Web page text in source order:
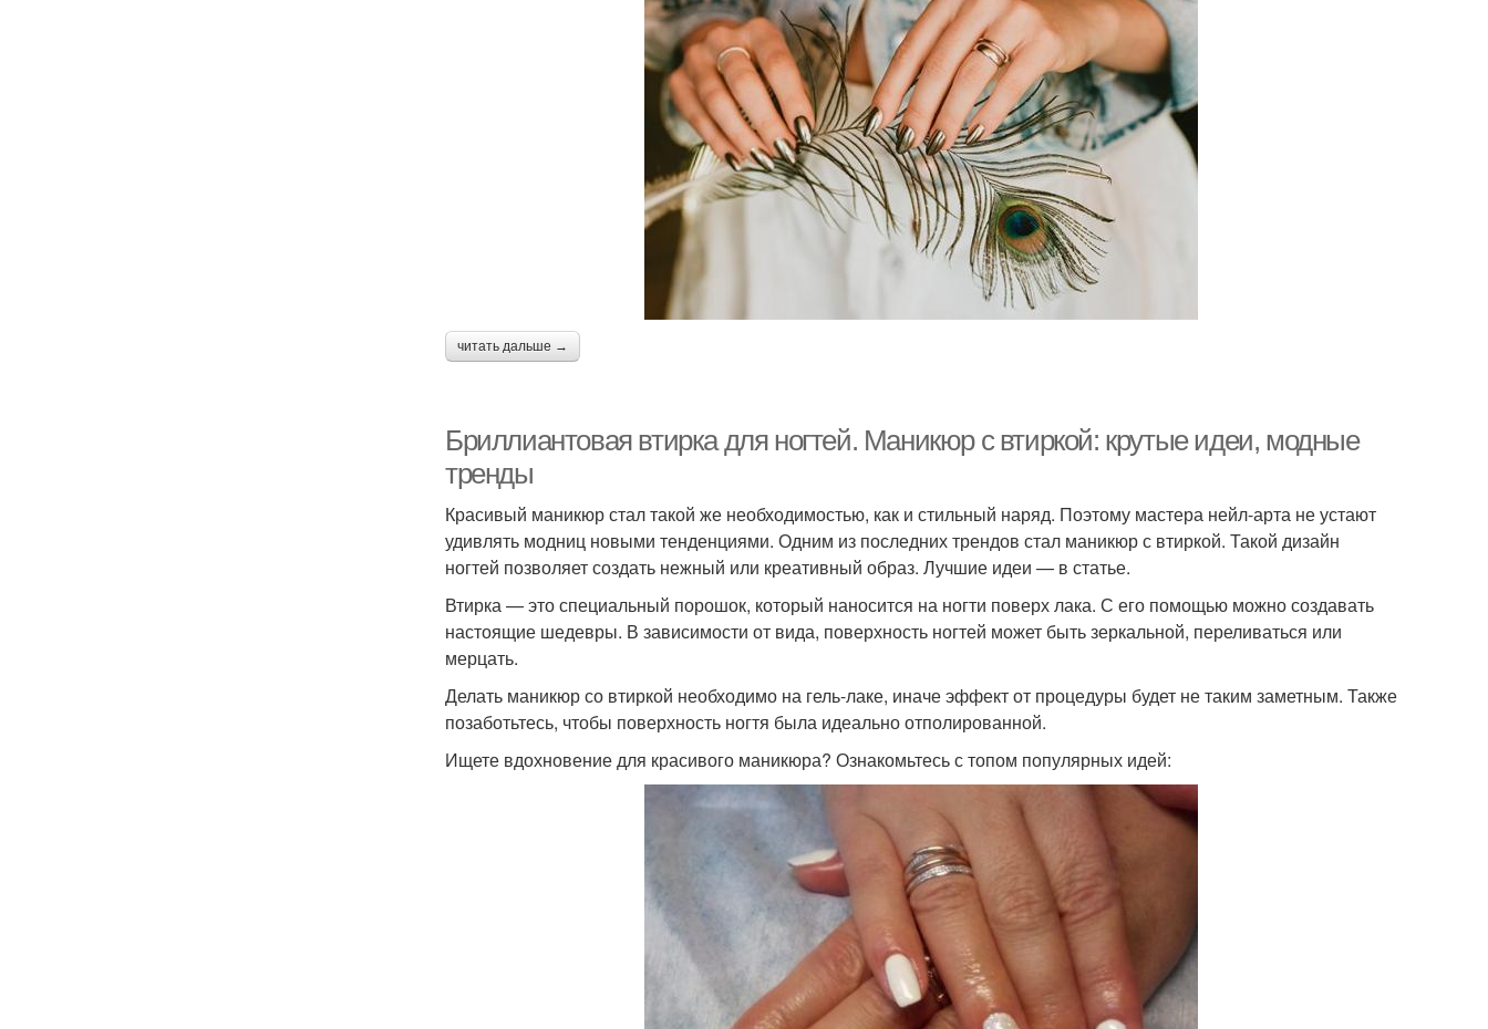
читать дальше →
Бриллиантовая втирка для ногтей. Маникюр с втиркой: крутые идеи, модные
тренды
Красивый маникюр стал такой же необходимостью, как и стильный наряд. Поэтому мастера нейл-арта не устают
удивлять модниц новыми тенденциями. Одним из последних трендов стал маникюр с втиркой. Такой дизайн
ногтей позволяет создать нежный или креативный образ. Лучшие идеи — в статье.
Втирка — это специальный порошок, который наносится на ногти поверх лака. С его помощью можно создавать
настоящие шедевры. В зависимости от вида, поверхность ногтей может быть зеркальной, переливаться или
мерцать.
Делать маникюр со втиркой необходимо на гель-лаке, иначе эффект от процедуры будет не таким заметным. Также
позаботьтесь, чтобы поверхность ногтя была идеально отполированной.
Ищете вдохновение для красивого маникюра? Ознакомьтесь с топом популярных идей: